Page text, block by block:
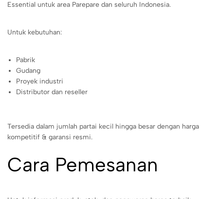
Essential untuk area Parepare dan seluruh Indonesia.
Untuk kebutuhan:
Pabrik
Gudang
Proyek industri
Distributor dan reseller
Tersedia dalam jumlah partai kecil hingga besar dengan harga
kompetitif & garansi resmi.
Cara Pemesanan